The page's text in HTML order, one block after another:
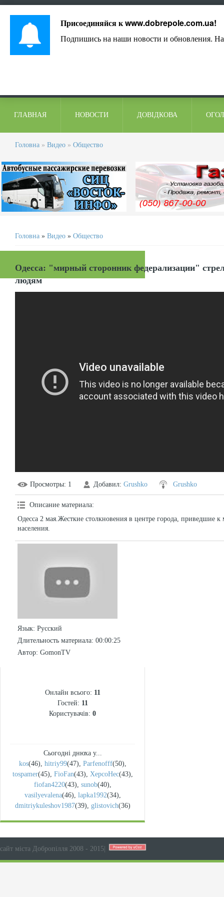
ГЛАВНАЯ НОВОСТИ ДОВІДКОВА
Головна » Видео » Общество
Головна » Видео » Общество
Одесса: "мирный сторонник федерализации"
людям
Просмотры: 1 Добавил: Grushko Grushko
Описание материала:
Одесса 2 мая.Жесткие столкновения в центре города, приведшие
населения.
Язык: Русский
Длительность материала: 00:00:25
Автор: GomonTV
Онлайн всього: 11
Гостей: 11
Користувачів: 0
Сьогодні днюха у...
kos(46), hitriy99(47), Parfenofff(50),
tospamer(45), FioFan(43), XepcoHec(43),
fiofan4220(43), sunob(40),
vasilyevalena(46), lapka1992(34),
dmitriykuleshov1987(39), glistovich(36)
сайт міста Добропілля 2008 - 2015
Присоединяйся кwww.dobrepole.com.ua!
Подпишись на наши новости и обновления.